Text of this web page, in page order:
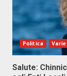
Politica Varie
Salute: